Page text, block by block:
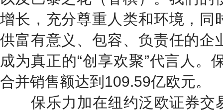
增长，充分尊重人类和环境，同
供富有意义、包容、负责任的企
成为真正的“创享欢聚”代言人。
合并销售额达到109.59亿欧元。
保乐力加在纽约泛欧证券交